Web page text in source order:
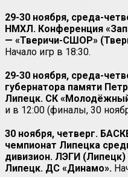
29-30 ноября, среда-
НМХЛ. Конференция
— «Тверичи-СШОР»
Начало игр в 18:30.
29-30 ноября, среда-
губернатора памяти
Липецк. СК
и в 12:00 (финалы, 30
30 ноября, четверг.
чемпионат Липецка
дивизион. ЛЭГИ (Липецк)
Липецк. ДС «Динамо».